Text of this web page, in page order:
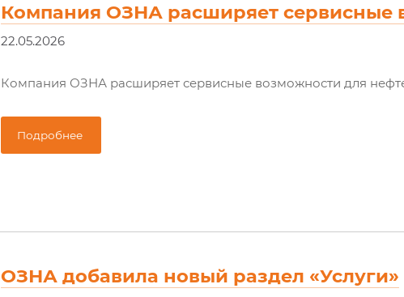
Компания ОЗНА расширяет сервисные
22.05.2026
Компания ОЗНА расширяет сервисные возможности для
Подробнее
ОЗНА добавила новый раздел «Услуги»